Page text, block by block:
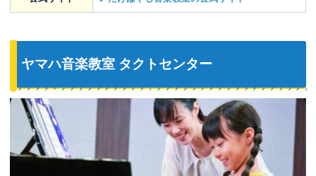
ヤマハ音楽教室 タクトセンター